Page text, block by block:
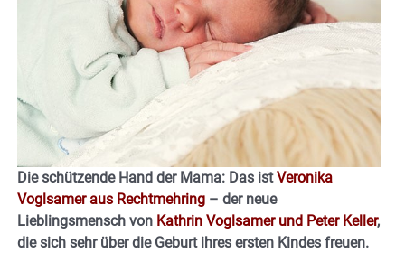
Die schützende Hand der Mama: Das istVeronika
Voglsamer aus Rechtmehring – der neue
Lieblingsmensch von Kathrin Voglsamer und Peter Keller,
die sich sehr über die Geburt ihres ersten Kindes freuen.